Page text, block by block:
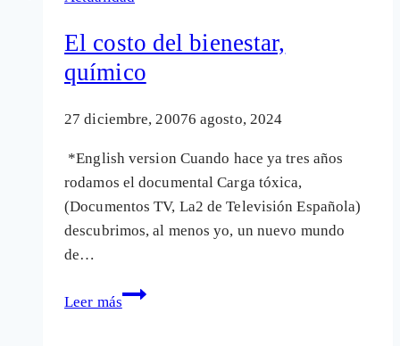
El costo del bienestar,
químico
27 diciembre, 20076 agosto, 2024
*English version Cuando hace ya tres años
rodamos el documental Carga tóxica,
(Documentos TV, La2 de Televisión Española)
descubrimos, al menos yo, un nuevo mundo
de…
Leer más
El